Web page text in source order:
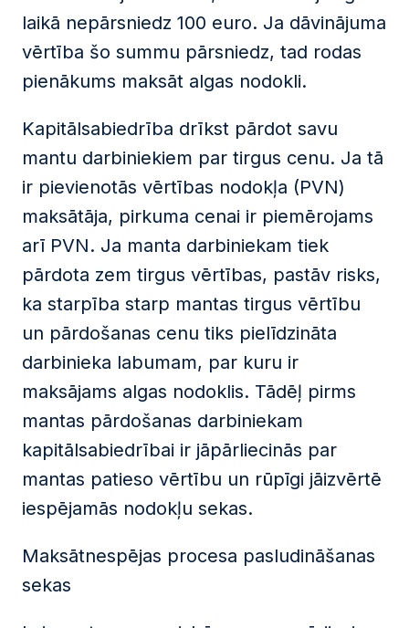
laikā nepārsniedz 100 euro. Ja dāvinājuma
vērtība šo summu pārsniedz, tad rodas
pienākums maksāt algas nodokli.
Kapitālsabiedrība drīkst pārdot savu
mantu darbiniekiem par tirgus cenu. Ja tā
ir pievienotās vērtības nodokļa (PVN)
maksātāja, pirkuma cenai ir piemērojams
arī PVN. Ja manta darbiniekam tiek
pārdota zem tirgus vērtības, pastāv risks,
ka starpība starp mantas tirgus vērtību
un pārdošanas cenu tiks pielīdzināta
darbinieka labumam, par kuru ir
maksājams algas nodoklis. Tādēļ pirms
mantas pārdošanas darbiniekam
kapitālsabiedrībai ir jāpārliecinās par
mantas patieso vērtību un rūpīgi jāizvērtē
iespējamās nodokļu sekas.
Maksātnespējas procesa pasludināšanas
sekas